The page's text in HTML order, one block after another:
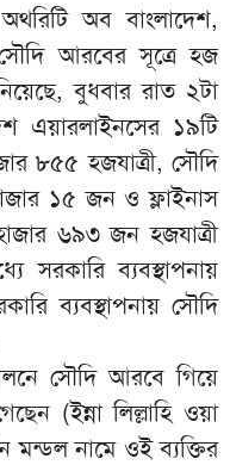
অব বাংলাদেশ,
আরবের সূত্রে হজ
বুধবার রাত ২টা
এয়ারলাইনসের ১৯টি
৮৫৫ হজযাত্রী, সৌদি
১৫ জন ও ফ্লাইনাস
৬৯৩ জন হজযাত্রী
সরকারি ব্যবস্থাপনায়
ব্যবস্থাপনায় সৌদি
সৌদি আরবে গিয়ে
(ইন্না লিল্লাহি ওয়া
মন্ডল নামে ওই ব্যক্তির